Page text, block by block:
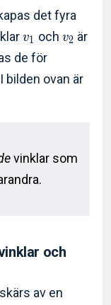
det fyra
v1 och v2 är
de för
bilden ovan är
vinklar som
och
skärs av en